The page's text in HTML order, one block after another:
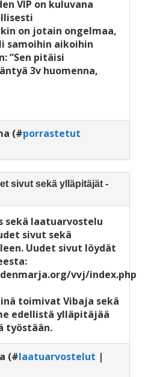
VIP on kuluvana
on jotain ongelmaa,
samoihin aikoihin
”Sen pitäisi
3v huomenna,
(#porrastetut
sivut sekä ylläpitäjät -
sekä laatuarvostelu
sivut sekä
Uudet sivut löydät
vvj/index.php
toimivat Vibaja sekä
edellistä ylläpitäjää
työstään.
(#laatuarvostelut |